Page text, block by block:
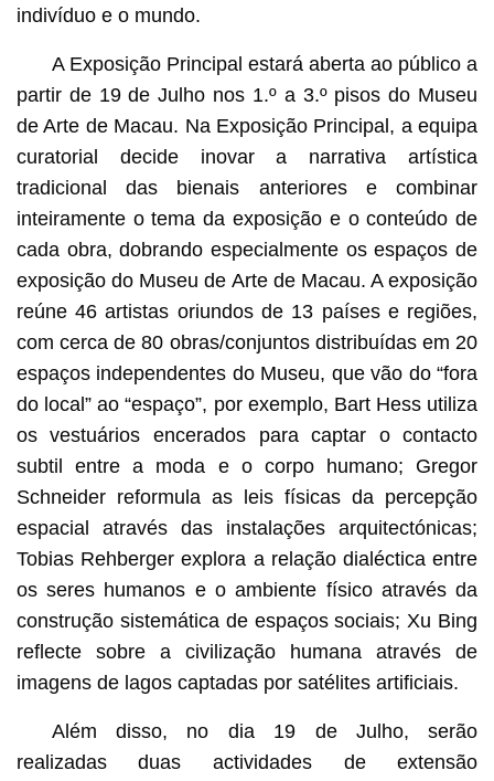
indivíduo e o mundo.
A Exposição Principal estará aberta ao público a
partir de 19 de Julho nos 1.º a 3.º pisos do Museu
de Arte de Macau. Na Exposição Principal, a equipa
curatorial decide inovar a narrativa artística
tradicional das bienais anteriores e combinar
inteiramente o tema da exposição e o conteúdo de
cada obra, dobrando especialmente os espaços de
exposição do Museu de Arte de Macau. A exposição
reúne 46 artistas oriundos de 13 países e regiões,
com cerca de 80 obras/conjuntos distribuídas em 20
espaços independentes do Museu, que vão do “fora
do local” ao “espaço”, por exemplo, Bart Hess utiliza
os vestuários encerados para captar o contacto
subtil entre a moda e o corpo humano; Gregor
Schneider reformula as leis físicas da percepção
espacial através das instalações arquitectónicas;
Tobias Rehberger explora a relação dialéctica entre
os seres humanos e o ambiente físico através da
construção sistemática de espaços sociais; Xu Bing
reflecte sobre a civilização humana através de
imagens de lagos captadas por satélites artificiais.
Além disso, no dia 19 de Julho, serão
realizadas duas actividades de extensão